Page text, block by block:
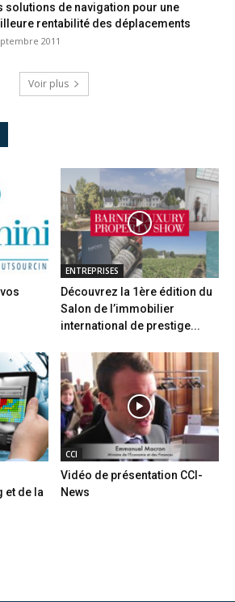
solutions de navigation pour une
rentabilité des déplacements
2011
Voir plus
ENTREPRISES
Découvrez la 1ère édition du
Salon de l’immobilier
international de prestige...
et de la
CCI
Vidéo de présentation CCI-
News